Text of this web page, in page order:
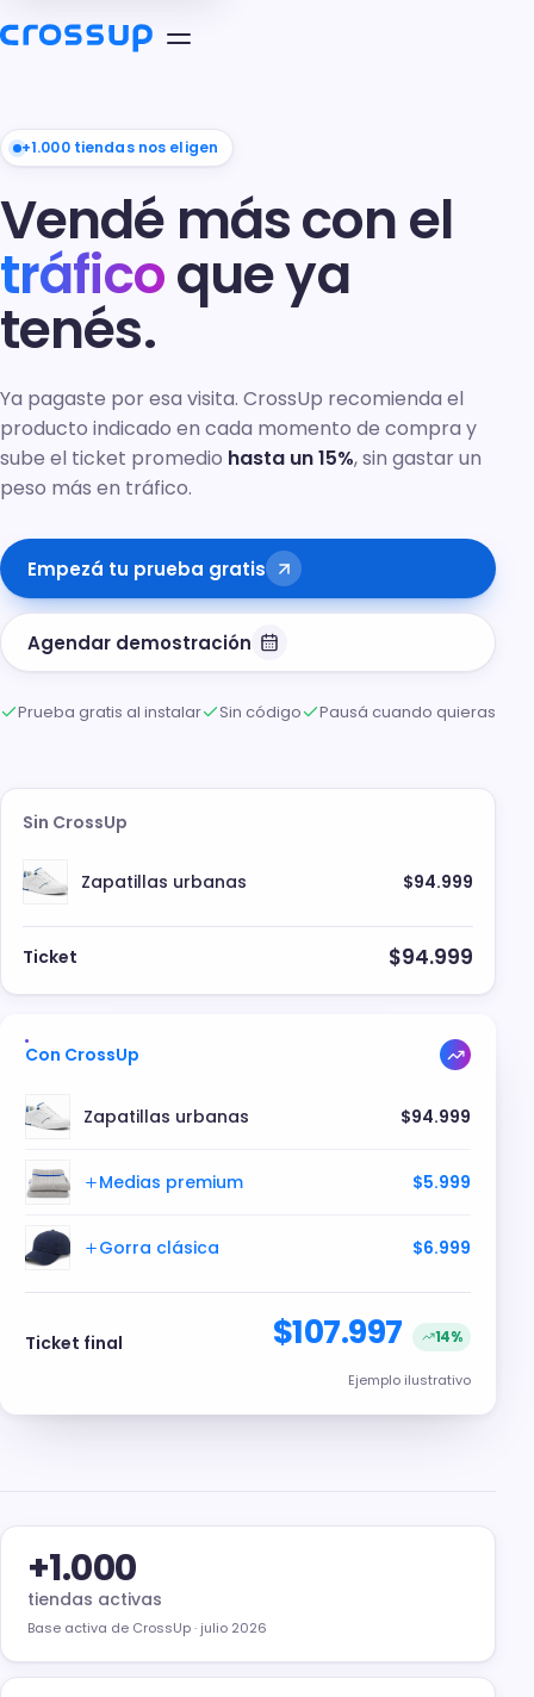
+1.000 tiendas nos eligen
Vendé más con el
tráficoque ya
tenés.
Ya pagaste por esa visita. CrossUp recomienda el
producto indicado en cada momento de compra y
sube el ticket promedio hasta un 15%, sin gastar un
peso más en tráfico.
Empezá tu prueba gratis
Agendar demostración
Prueba gratis al instalar Sin código Pausá cuando quieras
Sin CrossUp
Zapatillas urbanas $94.999
Ticket $94.999
Con CrossUp
Zapatillas urbanas $94.999
Medias premium $5.999
Gorra clásica $6.999
Ticket final $107.997 14%
Ejemplo ilustrativo
+1.000
tiendas activas
Base activa de CrossUp · julio 2026